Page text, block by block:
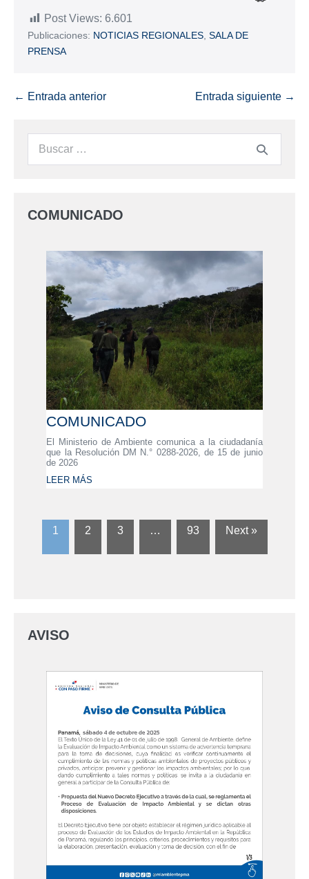
Post Views: 6.601
Publicaciones: NOTICIAS REGIONALES SALA DE
PRENSA
← Entrada anterior Entrada siguiente →
COMUNICADO
COMUNICADO
El Ministerio de Ambiente comunica a la ciudadanía
que la Resolución DM N.° 0288-2026, de 15 de junio
de 2026
LEER MÁS
1 2 3 … 93 Next »
AVISO